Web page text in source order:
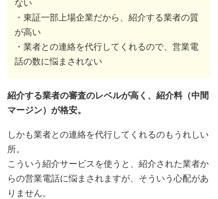
ない
・東証一部上場企業だから、紹介する業者の質
が高い
・業者との連絡を代行してくれるので、営業電
話の数に悩まされない
紹介する業者の審査のレベルが高く、紹介料（中間
マージン）が格安。
しかも業者との連絡を代行してくれるのもうれしい
所。
こういう紹介サービスを使うと、紹介された業者か
らの営業電話に悩まされますが、そういう心配があ
りません。